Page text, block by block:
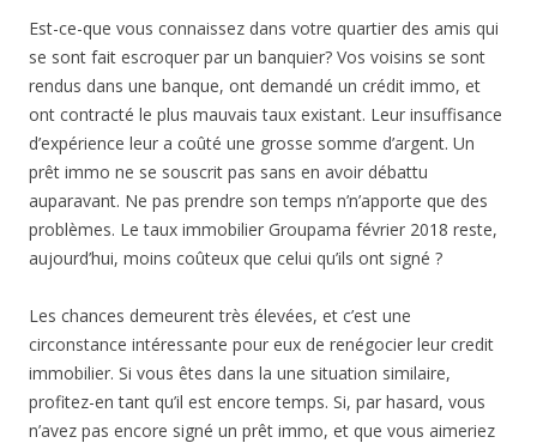
Est-ce-que vous connaissez dans votre quartier des amis qui
se sont fait escroquer par un banquier? Vos voisins se sont
rendus dans une banque, ont demandé un crédit immo, et
ont contracté le plus mauvais taux existant. Leur insuffisance
d’expérience leur a coûté une grosse somme d’argent. Un
prêt immo ne se souscrit pas sans en avoir débattu
auparavant. Ne pas prendre son temps n’n’apporte que des
problèmes. Le taux immobilier Groupama février 2018 reste,
aujourd’hui, moins coûteux que celui qu’ils ont signé ?
Les chances demeurent très élevées, et c’est une
circonstance intéressante pour eux de renégocier leur credit
immobilier. Si vous êtes dans la une situation similaire,
profitez-en tant qu’il est encore temps. Si, par hasard, vous
n’avez pas encore signé un prêt immo, et que vous aimeriez